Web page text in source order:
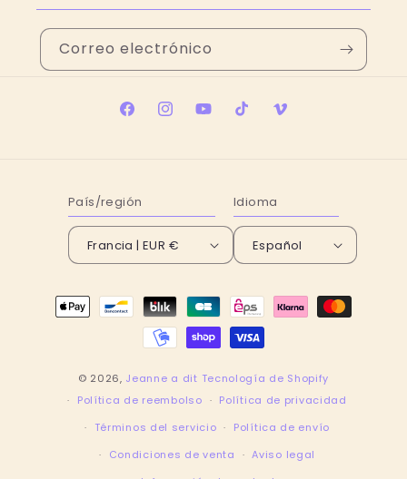
Correo electrónico
FacebookInstagramYouTubeTikTok Vimeo
País/región
Francia | EUR €
Idioma
Español
© 2026, Jeanne a dit Tecnología de Shopify
Política de reembolso
Política de privacidad
Términos del servicio
Política de envío
Condiciones de venta
Aviso legal